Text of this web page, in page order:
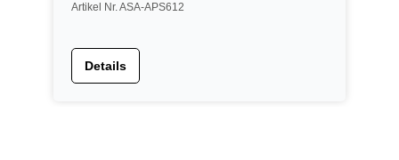
Artikel Nr. ASA-APS612
Details